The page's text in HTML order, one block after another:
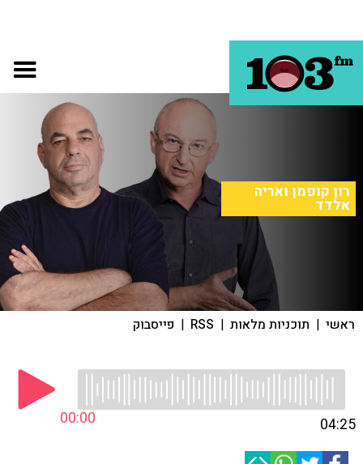
רון קופמן ואריה
אלדד
ראשי | תוכניות מלאות |
RSS
| פייסבוק
00:00 04:25